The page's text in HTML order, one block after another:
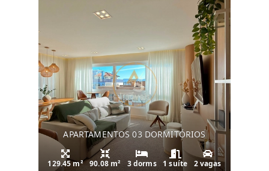
APARTAMENTOS 03 DORMITÓRIOS
129.45 m² 90.08 m² 3 dorms 1 suíte 2 vagas